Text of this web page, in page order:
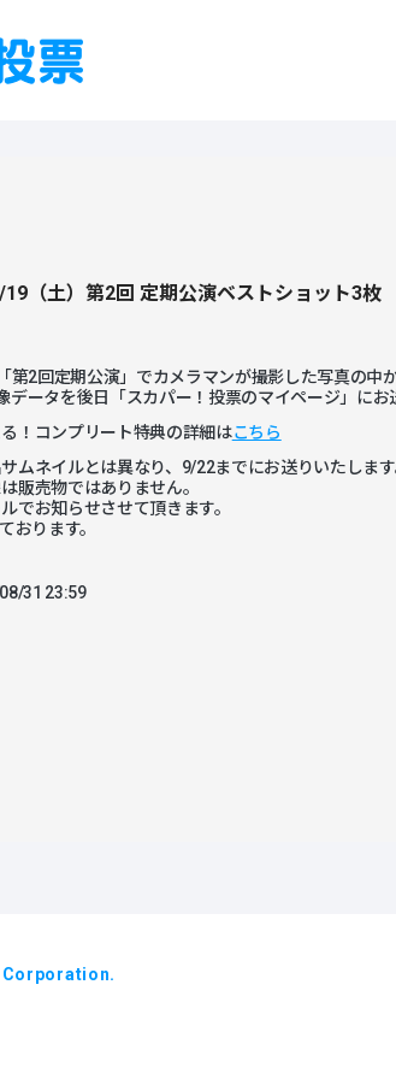
（土）第2回 定期公演ベストショット3枚
第2回定期公演」でカメラマンが撮影した写真の中
データを後日「スカパー！投票のマイページ」にお
！コンプリート特典の詳細はこちら
ムネイルとは異なり、9/22までにお送りいたします
販売物ではありません。
でお知らせさせて頂きます。
おります。
31 23:59